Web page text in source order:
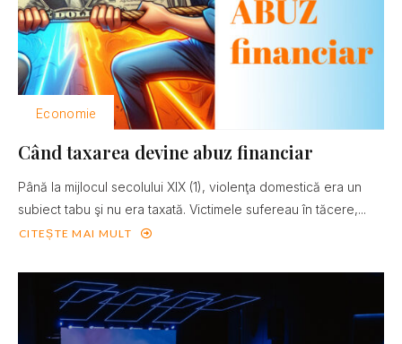
Economie
Când taxarea devine abuz financiar
Până la mijlocul secolului XIX (1), violenţa domestică era un
subiect tabu şi nu era taxată. Victimele sufereau în tăcere,...
CITEȘTE MAI MULT